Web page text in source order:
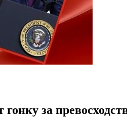
за